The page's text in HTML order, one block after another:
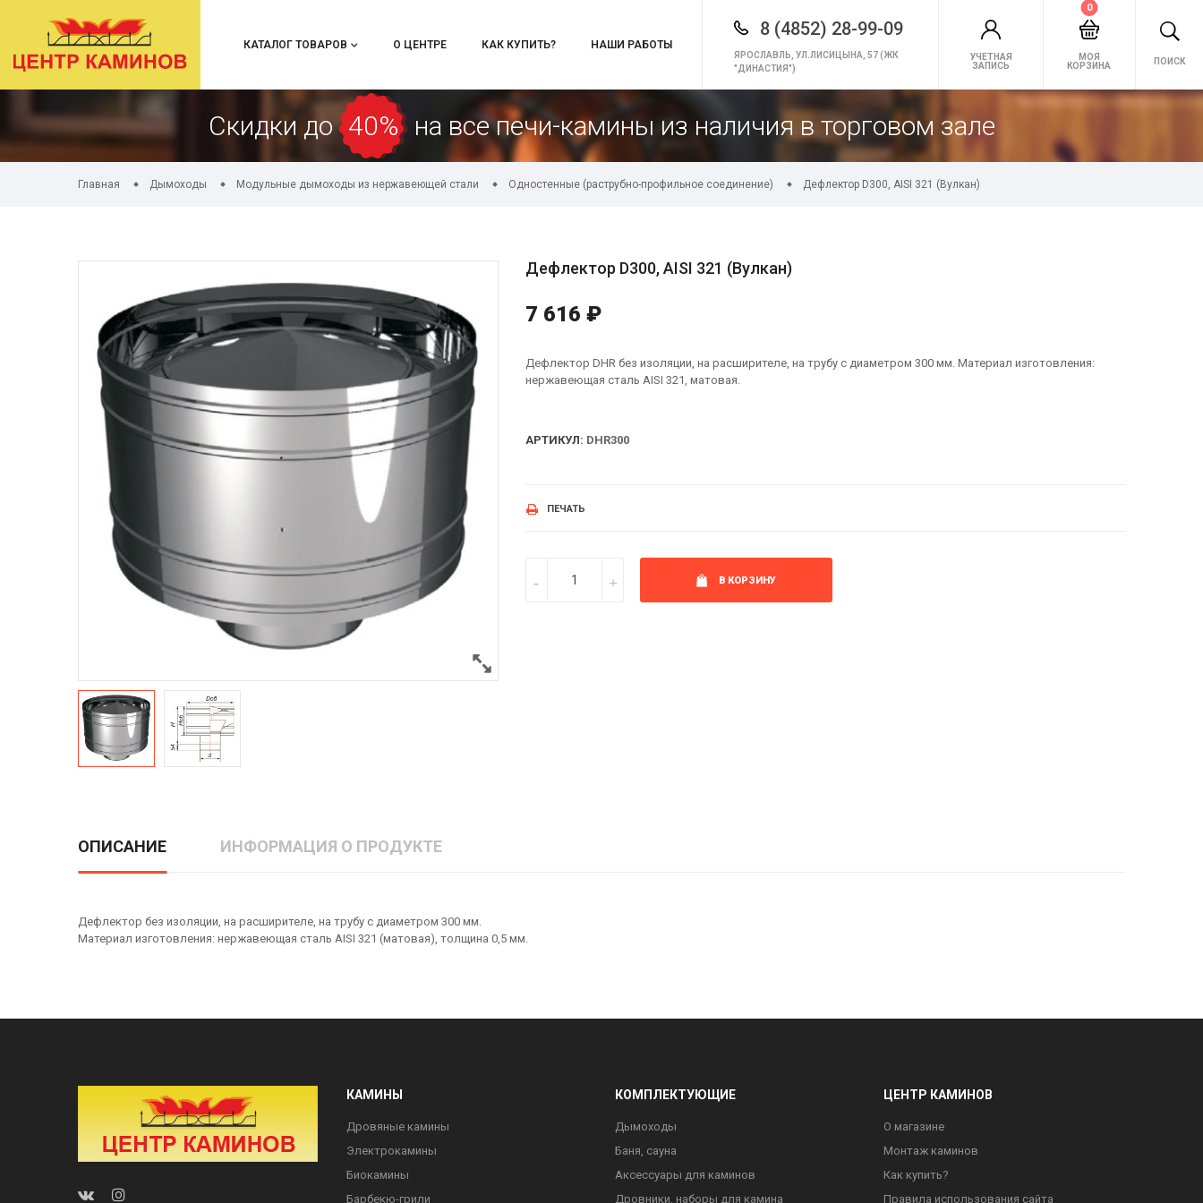
КАТАЛОГ ТОВАРОВ О ЦЕНТРЕ КАК КУПИТЬ? НАШИ РАБОТЫ
8 (4852) 28-99-09
ЯРОСЛАВЛЬ, УЛ.ЛИСИЦЫНА, 57 (ЖК
"ДИНАСТИЯ")
УЧЕТНАЯ
ЗАПИСЬ
МОЯ
КОРЗИНА
0
ПОИСК
Скидки до 40% на все печи-камины из наличия в торговом зале
Главная Дымоходы Модульные дымоходы из нержавеющей стали Одностенные (раструбно-профильное соединение) Дефлектор D300, AISI 321 (Вулкан)
Дефлектор D300, AISI 321 (Вулкан)
7 616 ₽
Дефлектор DHR без изоляции, на расширителе, на трубу с диаметром 300 мм. Материал изготовления:
нержавеющая сталь AISI 321, матовая.
АРТИКУЛ: DHR300
ПЕЧАТЬ
В КОРЗИНУ
ОПИСАНИЕ ИНФОРМАЦИЯ О ПРОДУКТЕ
Дефлектор без изоляции, на расширителе, на трубу с диаметром 300 мм.
Материал изготовления: нержавеющая сталь AISI 321 (матовая), толщина 0,5 мм.
КАМИНЫ
Дровяные камины
Электрокамины
Биокамины
Барбекю-грили
КОМПЛЕКТУЮЩИЕ
Дымоходы
Баня, сауна
Аксессуары для каминов
Дровники, наборы для камина
ЦЕНТР КАМИНОВ
О магазине
Монтаж каминов
Как купить?
Правила использования сайта